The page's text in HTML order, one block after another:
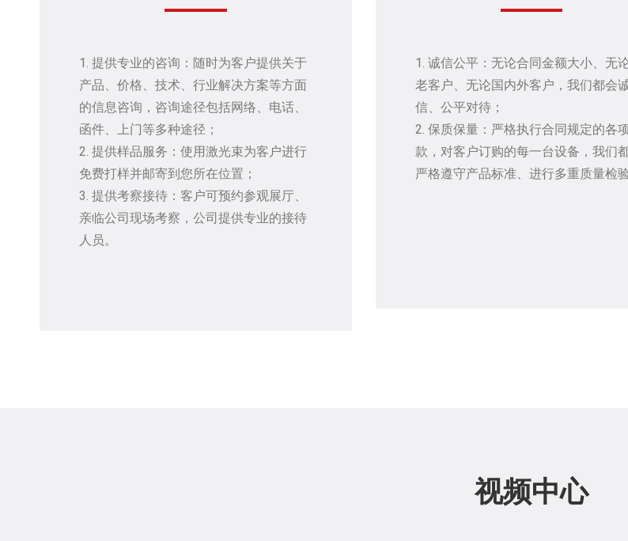
1. 提供专业的咨询：随时为客户提供关于
产品、价格、技术、行业解决方案等方面
的信息咨询，咨询途径包括网络、电话、
函件、上门等多种途径；
2. 提供样品服务：使用激光束为客户进行
免费打样并邮寄到您所在位置；
3. 提供考察接待：客户可预约参观展厅、
亲临公司现场考察，公司提供专业的接待
人员。
1. 诚信公平：无论合同金额大小、无
老客户、无论国内外客户，我们都会
信、公平对待；
2. 保质保量：严格执行合同规定的各
款，对客户订购的每一台设备，我们
严格遵守产品标准、进行多重质量检验
视频中心